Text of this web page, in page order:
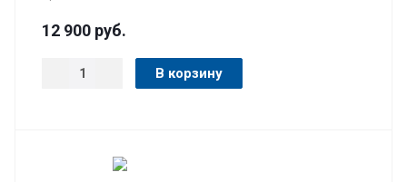
12 900 руб.
В корзину